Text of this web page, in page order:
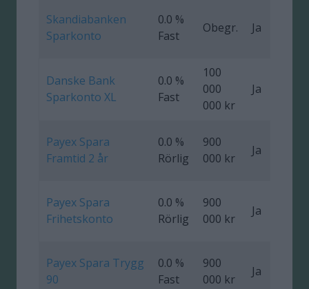
Skandiabanken
Sparkonto
0.0 %
Fast
Obegr. Ja
Danske Bank
Sparkonto XL
0.0 %
Fast
100
000
000 kr
Ja
Payex Spara
Framtid 2 år
0.0 %
Rörlig
900
000 kr
Ja
Payex Spara
Frihetskonto
0.0 %
Rörlig
900
000 kr
Ja
Payex Spara Trygg
90
0.0 %
Fast
900
000 kr
Ja